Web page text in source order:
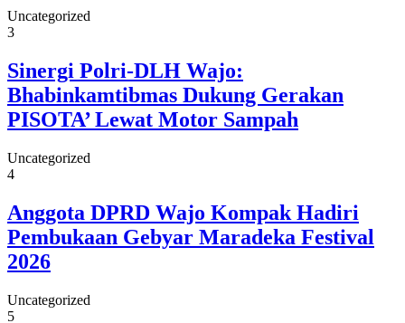
Uncategorized
3
Sinergi Polri-DLH Wajo:
Bhabinkamtibmas Dukung Gerakan
PISOTA’ Lewat Motor Sampah
Uncategorized
4
Anggota DPRD Wajo Kompak Hadiri
Pembukaan Gebyar Maradeka Festival
2026
Uncategorized
5